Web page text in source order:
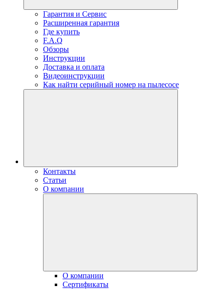
Гарантия и Сервис
Расширенная гарантия
Где купить
F.A.Q
Обзоры
Инструкции
Доставка и оплата
Видеоинструкции
Как найти серийный номер на пылесосе
Контакты
Статьи
О компании
О компании
Сертификаты